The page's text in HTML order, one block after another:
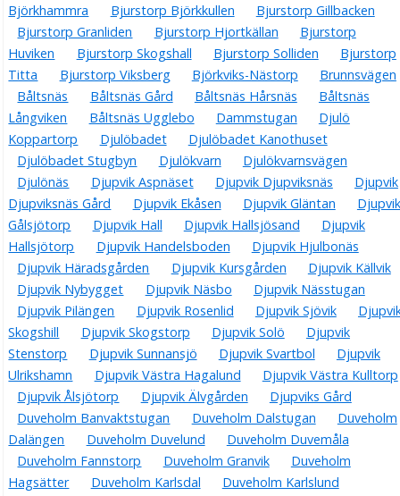
Björkhammra
Bjurstorp Björkkullen
Bjurstorp Gillbacken
Bjurstorp Granliden
Bjurstorp Hjortkällan
Bjurstorp
Huviken
Bjurstorp Skogshall Bjurstorp Solliden
Bjurstorp
Titta
Bjurstorp Viksberg Björkviks-Nästorp
Brunnsvägen
Båltsnäs
Båltsnäs Gård Båltsnäs Hårsnäs
Båltsnäs
Långviken
Båltsnäs Ugglebo Dammstugan
Djulö
Koppartorp
Djulöbadet
Djulöbadet Kanothuset
Djulöbadet Stugbyn
Djulökvarn
Djulökvarnsvägen
Djulönäs
Djupvik Aspnäset Djupvik Djupviksnäs
Djupvik
Djupviksnäs Gård
Djupvik Ekåsen Djupvik Gläntan
Djupvik
Gålsjötorp
Djupvik Hall Djupvik Hallsjösand
Djupvik
Hallsjötorp
Djupvik Handelsboden
Djupvik Hjulbonäs
Djupvik Häradsgården
Djupvik Kursgården
Djupvik Källvik
Djupvik Nybygget
Djupvik Näsbo
Djupvik Nässtugan
Djupvik Pilängen
Djupvik Rosenlid Djupvik Sjövik
Skogshill
Djupvik Skogstorp Djupvik Solö
Djupvik
Stenstorp
Djupvik Sunnansjö Djupvik Svartbol
Djupvik
Ulrikshamn
Djupvik Västra Hagalund
Djupvik Västra Kulltorp
Djupvik Ålsjötorp
Djupvik Älvgården
Djupviks Gård
Duveholm Banvaktstugan
Duveholm Dalstugan
Duveholm
Dalängen
Duveholm Duvelund
Duveholm Duvemåla
Duveholm Fannstorp
Duveholm Granvik
Duveholm
Hagsätter
Duveholm Karlsdal
Duveholm Karlslund